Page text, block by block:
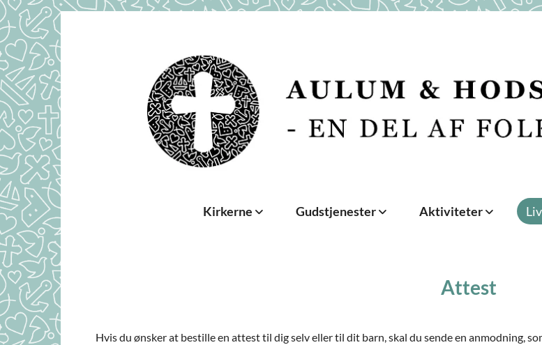
Kirkerne Gudstjenester Aktiviteter
Attest
Hvis du ønsker at bestille en attest til dig selv eller til dit barn, skal du sende en anmodning,